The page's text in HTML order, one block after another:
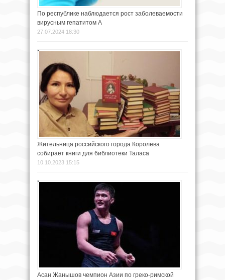
По республике наблюдается рост заболеваемости
вирусным гепатитом А
27.07.2024 18:30
Жительница российского города Королева
собирает книги для библиотеки Таласа
10.10.2023 15:15
Асан Жанышов чемпион Азии по греко-римской